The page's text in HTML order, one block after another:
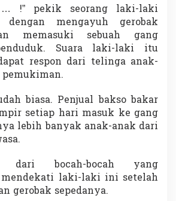
r
… !” pekik seorang laki-laki
mengayuh gerobak
memasuki sebuah gang
Suara laki-laki itu
respon dari telinga anak-
biasa. Penjual bakso bakar
setiap hari masuk ke gang
lebih banyak anak-anak dari
bocah-bocah yang
mendekati laki-laki ini setelah
gerobak sepedanya.